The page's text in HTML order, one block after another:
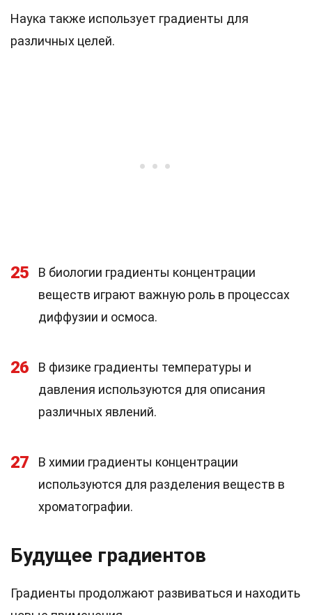
Наука также использует градиенты для
различных целей.
25
В биологии градиенты концентрации
веществ играют важную роль в процессах
диффузии и осмоса.
26
В физике градиенты температуры и
давления используются для описания
различных явлений.
27
В химии градиенты концентрации
используются для разделения веществ в
хроматографии.
Будущее градиентов
Градиенты продолжают развиваться и находить